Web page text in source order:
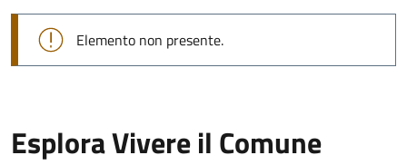
Elemento non presente.
Esplora Vivere il Comune